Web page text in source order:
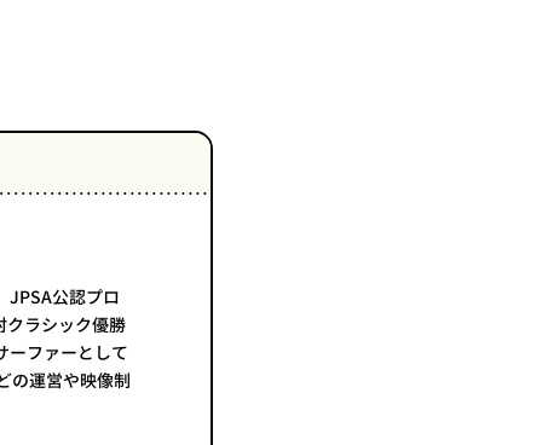
JPSA公認プロ
クラシック優勝
ーファーとして
の運営や映像制